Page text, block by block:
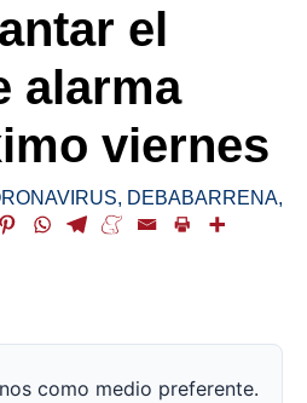
el
alarma
viernes
, DEBABARRENA,
como medio preferente.